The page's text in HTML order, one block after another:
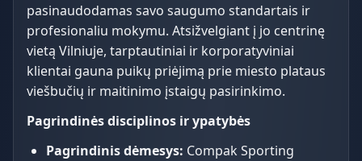
pasinaudodamas savo saugumo standartais ir
profesionaliu mokymu. Atsižvelgiant į jo centrinę
vietą Vilniuje, tarptautiniai ir korporatyviniai
klientai gauna puikų priėjimą prie miesto plataus
viešbučių ir maitinimo įstaigų pasirinkimo.
Pagrindinės disciplinos ir ypatybės
Pagrindinis dėmesys: Compak Sporting